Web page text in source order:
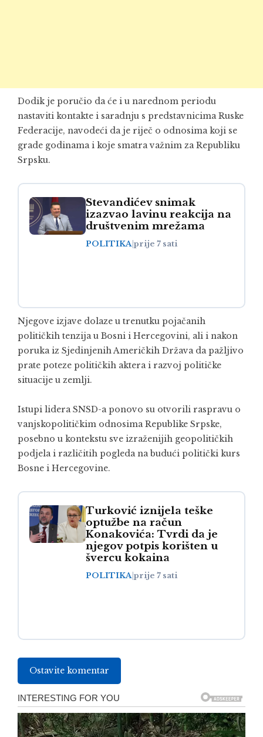
Dodik je poručio da će i u narednom periodu
nastaviti kontakte i saradnju s predstavnicima Ruske
Federacije, navodeći da je riječ o odnosima koji se
grade godinama i koje smatra važnim za Republiku
Srpsku.
Stevandićev snimak
izazvao lavinu reakcija na
društvenim mrežama
POLITIKAprije 7 sati
Njegove izjave dolaze u trenutku pojačanih
političkih tenzija u Bosni i Hercegovini, ali i nakon
poruka iz Sjedinjenih Američkih Država da pažljivo
prate poteze političkih aktera i razvoj političke
situacije u zemlji.
Istupi lidera SNSD-a ponovo su otvorili raspravu o
vanjskopolitičkim odnosima Republike Srpske,
posebno u kontekstu sve izraženijih geopolitičkih
podjela i različitih pogleda na budući politički kurs
Bosne i Hercegovine.
Turković iznijela teške
optužbe na račun
Konakovića: Tvrdi da je
njegov potpis korišten u
švercu kokaina
POLITIKAprije 7 sati
Ostavite komentar